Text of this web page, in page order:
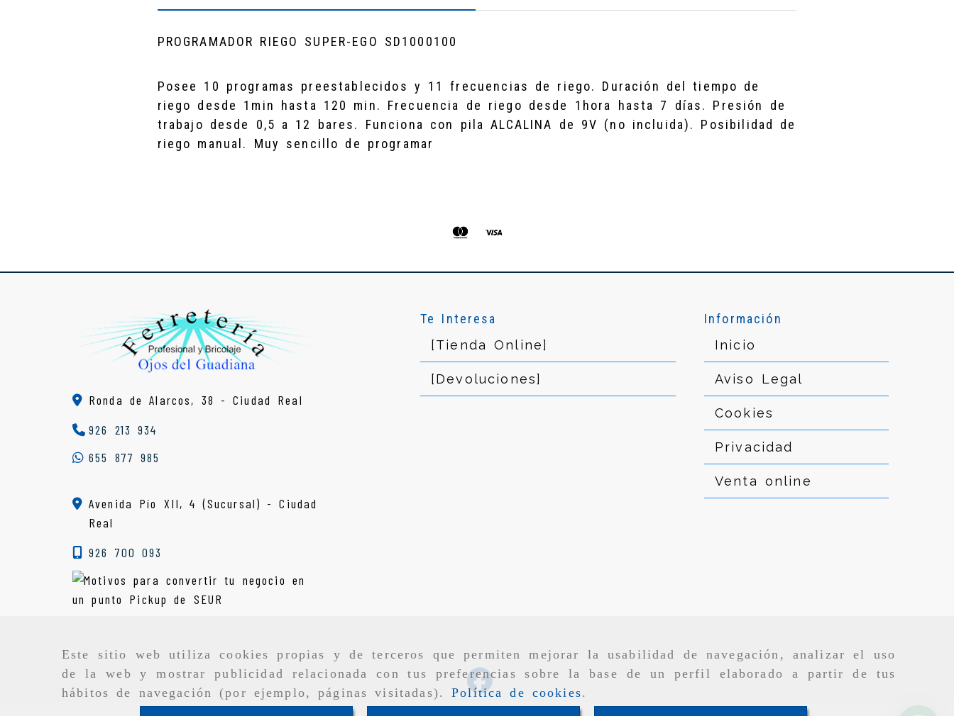
Este sitio web utiliza cookies propias y de terceros que permiten mejorar la usabilidad de navegación, analizar el uso
de la web y mostrar publicidad relacionada con tus preferencias sobre la base de un perfil elaborado a partir de tus
hábitos de navegación (por ejemplo, páginas visitadas).Política de cookies.
PROGRAMADOR RIEGO SUPER-EGO SD1000100
Posee 10 programas preestablecidos y 11 frecuencias de riego. Duración del tiempo de
riego desde 1min hasta 120 min. Frecuencia de riego desde 1hora hasta 7 días. Presión de
trabajo desde 0,5 a 12 bares. Funciona con pila ALCALINA de 9V (no incluida). Posibilidad de
riego manual. Muy sencillo de programar
Ronda de Alarcos, 38 -Ciudad Real
926 213 934
655 877 985
Avenida Pío XII, 4 (Sucursal) - Ciudad
Real
926 700 093
Te Interesa
[Tienda Online]
[Devoluciones]
Información
Inicio
Aviso Legal
Cookies
Privacidad
Venta online